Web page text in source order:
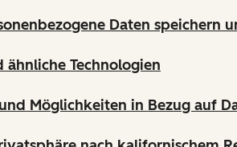
Daten speichern
ähnliche Technologien
Möglichkeiten in Bezug auf